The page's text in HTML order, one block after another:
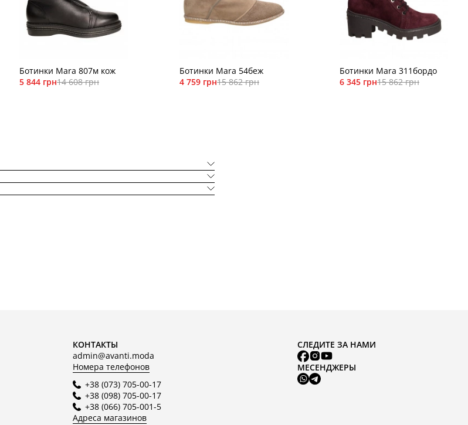
Ботинки Mara 807м кож
5 844 грн14 608 грн
Ботинки Mara 54беж
4 759 грн15 862 грн
Ботинки Mara 311бордо
6 345 грн15 862 грн
КОНТАКТЫ
admin@avanti.moda
Номера телефонов
+38 (073) 705-00-17
+38 (098) 705-00-17
+38 (066) 705-001-5
Адреса магазинов
СЛЕДИТЕ ЗА НАМИ
МЕСЕНДЖЕРЫ